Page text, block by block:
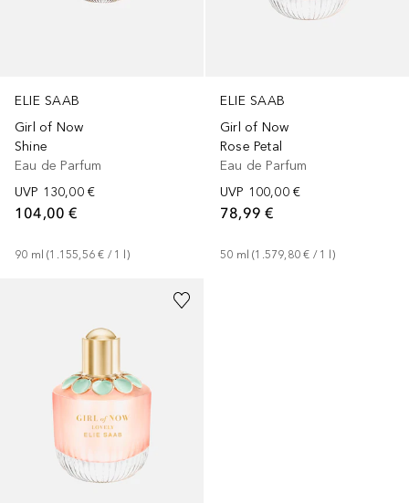
ELIE SAAB
Girl of Now
Shine
Eau de Parfum
UVP 130,00 €
104,00 €
90 ml (1.155,56 € / 1 )
ELIE SAAB
Girl of Now
Rose Petal
Eau de Parfum
UVP 100,00 €
78,99 €
50 ml (1.579,80 € / 1 l)
2Größen